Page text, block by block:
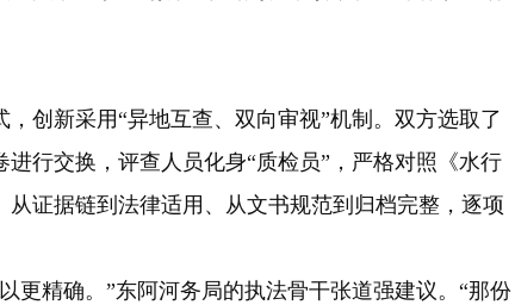
新采用“异地互查、双向审视”机制。双方选取了
行交换，评查人员化身“质检员”，严格对照《水行
证据链到法律适用、从文书规范到归档完整，逐项
精确。”东阿河务局的执法骨干张道强建议。“那份